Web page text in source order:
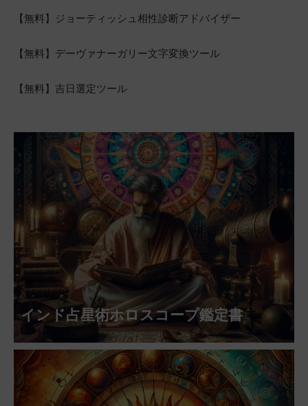
【無料】ジョーティッシュ相性診断アドバイザー
【無料】デーヴァナーガリー文字変換ツール
【無料】吉日選定ツール
インド占星術ホロスコープ鑑定書